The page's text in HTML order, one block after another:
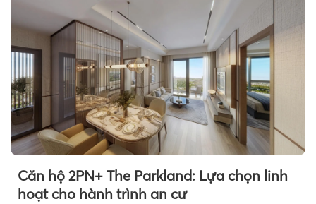
Căn hộ 2PN+ The Parkland: Lựa chọn linh
hoạt cho hành trình an cư